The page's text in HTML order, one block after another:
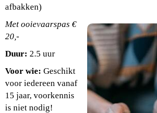
afbakken)
Met ooievaarspas €
20,-
Duur: 2.5 uur
Voor wie: Geschikt
voor iedereen vanaf
15 jaar, voorkennis
is niet nodig!